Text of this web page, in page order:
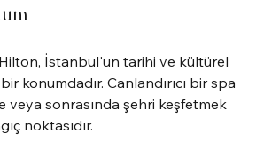
İstanbul'un tarihi ve kültürel
konumdadır. Canlandırıcı bir spa
veya sonrasında şehri keşfetmek
​​noktasıdır.